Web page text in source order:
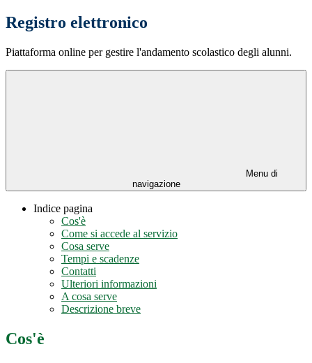
Registro elettronico
Piattaforma online per gestire l'andamento scolastico degli alunni.
Menu di
navigazione
Indice pagina
Cos'è
Come si accede al servizio
Cosa serve
Tempi e scadenze
Contatti
Ulteriori informazioni
A cosa serve
Descrizione breve
Cos'è